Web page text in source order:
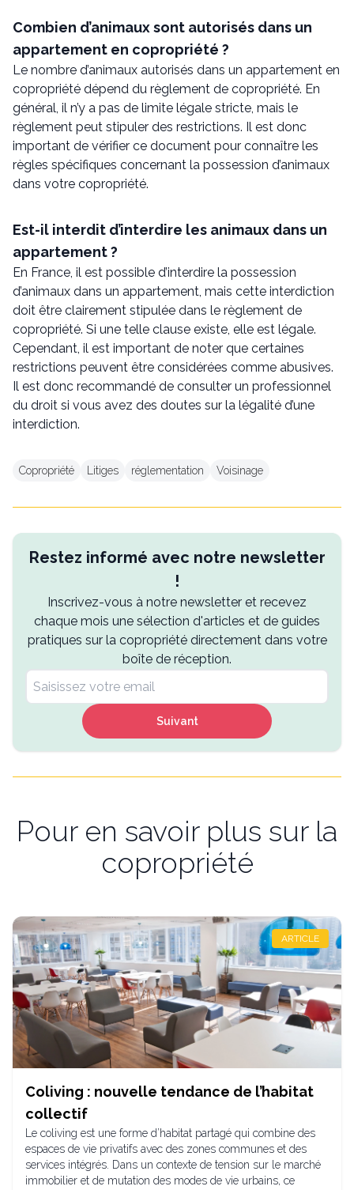
Combien d’animaux sont autorisés dans un
appartement en copropriété ?
Le nombre d’animaux autorisés dans un appartement en
copropriété dépend du règlement de copropriété. En
général, il n’y a pas de limite légale stricte, mais le
règlement peut stipuler des restrictions. Il est donc
important de vérifier ce document pour connaître les
règles spécifiques concernant la possession d’animaux
dans votre copropriété.
Est-il interdit d’interdire les animaux dans un
appartement ?
En France, il est possible d’interdire la possession
d’animaux dans un appartement, mais cette interdiction
doit être clairement stipulée dans le règlement de
copropriété. Si une telle clause existe, elle est légale.
Cependant, il est important de noter que certaines
restrictions peuvent être considérées comme abusives.
Il est donc recommandé de consulter un professionnel
du droit si vous avez des doutes sur la légalité d’une
interdiction.
Copropriété Litiges réglementation Voisinage
Restez informé avec notre newsletter
!
Inscrivez-vous à notre newsletter et recevez
chaque mois une sélection d'articles et de guides
pratiques sur la copropriété directement dans votre
boîte de réception.
Suivant
Pour en savoir plus sur la
copropriété
ARTICLE
Coliving : nouvelle tendance de l’habitat
collectif
Le coliving est une forme d’habitat partagé qui combine des
espaces de vie privatifs avec des zones communes et des
services intégrés. Dans un contexte de tension sur le marché
immobilier et de mutation des modes de vie urbains, ce